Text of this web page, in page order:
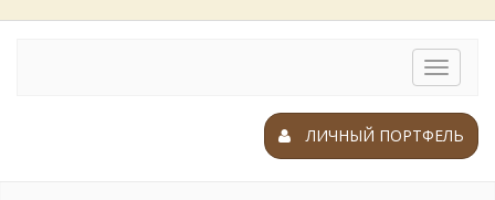
Toggle
ЛИЧНЫЙ ПОРТФЕЛЬ